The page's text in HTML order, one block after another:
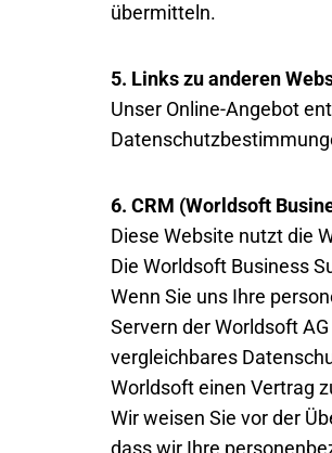
übermitteln.
5. Links zu anderen
Unser Online-Angebot
6. CRM (Worldsoft
Diese Website nutzt die
Die Worldsoft Business
Wenn Sie uns Ihre
Servern der Worldsoft
vergleichbares
Worldsoft einen Vertrag
Wir weisen Sie vor der